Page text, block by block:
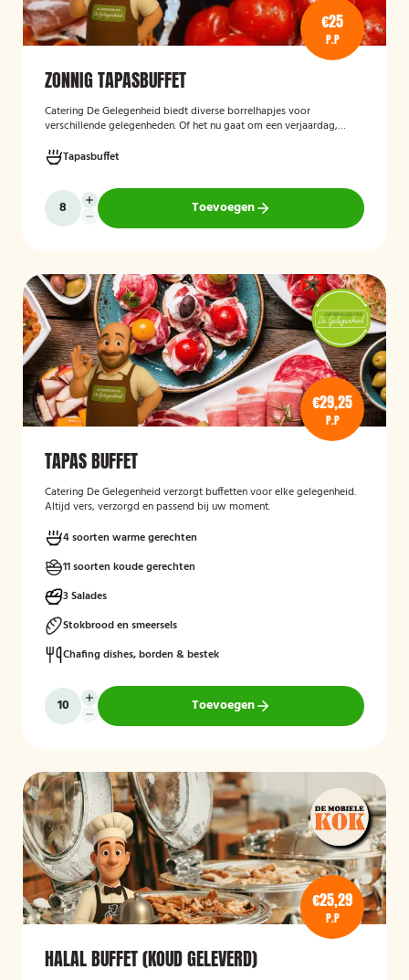
€25
P.P
ZONNIG TAPASBUFFET
Catering De Gelegenheid biedt diverse borrelhapjes voor
verschillende gelegenheden. Of het nu gaat om een verjaardag,
Hieronder ziet u een selectie uit ons aanbod. Het zonnig tapasbuffet
is te bestellen vanaf 10 personen..
Tapasbuffet
Toevoegen
€29,25
P.P
TAPAS BUFFET
Catering De Gelegenheid verzorgt buffetten voor elke gelegenheid.
Altijd vers, verzorgd en passend bij uw moment.
4 soorten warme gerechten
11 soorten koude gerechten
3 Salades
Stokbrood en smeersels
Chafing dishes, borden & bestek
Toevoegen
€25,29
P.P
HALAL BUFFET (KOUD GELEVERD)